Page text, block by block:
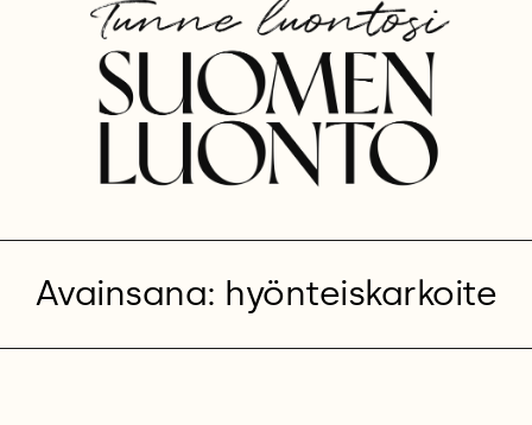
Avainsana: hyönteiskarkoite